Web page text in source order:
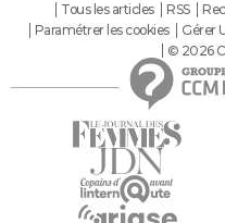
Tous les articles
RSS
Paramétrer les cookies
Gérer
© 2026